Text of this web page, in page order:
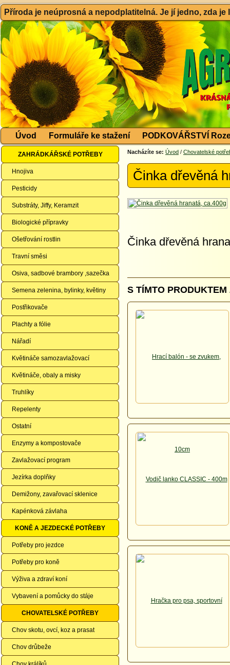
Příroda je neúprosná a nepodplatitelná. Je jí jedno, zda
Úvod Formuláře ke stažení PODKOVÁŘSTVÍ
ZAHRÁDKÁŘSKÉ POTŘEBY
Hnojiva
Pesticidy
Substráty, Jiffy, Keramzit
Biologické přípravky
Ošetřování rostlin
Travní směsi
Osiva, sadbové brambory ,sazečka
Semena zelenina, bylinky, květiny
Postřikovače
Plachty a fólie
Nářadí
Květináče samozavlažovací
Květináče, obaly a misky
Truhlíky
Repelenty
Ostatní
Enzymy a kompostovače
Zavlažovací program
Jezírka doplňky
Demižony, zavařovací sklenice
Kapénková závlaha
KONĚ A JEZDECKÉ POTŘEBY
Potřeby pro jezdce
Potřeby pro koně
Výživa a zdraví koní
Vybavení a pomůcky do stáje
CHOVATELSKÉ POTŘEBY
Chov skotu, ovcí, koz a prasat
Chov drůbeže
Nacházíte se: Úvod / Chovatelské
Činka dřevěná
Činka dřevěná
S TÍMTO